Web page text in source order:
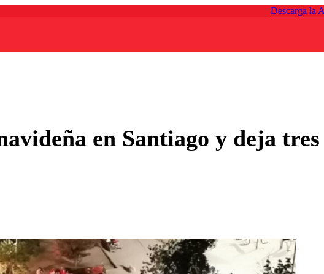
Descarga la
en Santiago y deja tres